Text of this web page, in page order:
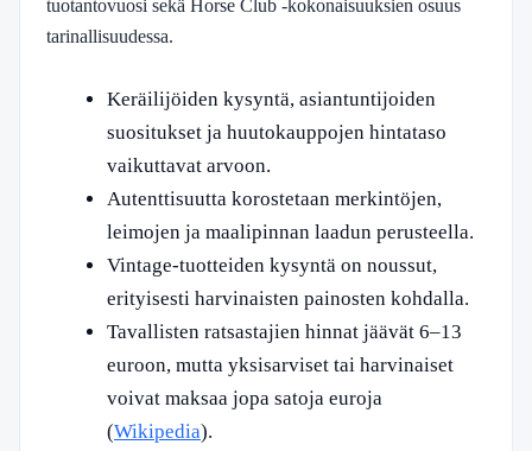
tuotantovuosi sekä Horse Club -kokonaisuuksien osuus
tarinallisuudessa.
Keräilijöiden kysyntä, asiantuntijoiden
suositukset ja huutokauppojen hintataso
vaikuttavat arvoon.
Autenttisuutta korostetaan merkintöjen,
leimojen ja maalipinnan laadun perusteella.
Vintage-tuotteiden kysyntä on noussut,
erityisesti harvinaisten painosten kohdalla.
Tavallisten ratsastajien hinnat jäävät 6–13
euroon, mutta yksisarviset tai harvinaiset
voivat maksaa jopa satoja euroja
(Wikipedia).